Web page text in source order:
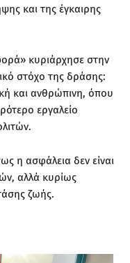
και της έγκαιρης
κυριάρχησε στην
στόχο της δράσης:
και ανθρώπινη, όπου
εργαλείο
η ασφάλεια δεν είναι
αλλά κυρίως
ζωής.